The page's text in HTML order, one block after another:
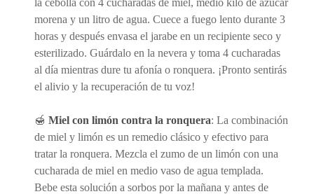
la cebolla con 4 cucharadas de miel, medio kilo de azúcar
morena y un litro de agua. Cuece a fuego lento durante 3
horas y después envasa el jarabe en un recipiente seco y
esterilizado. Guárdalo en la nevera y toma 4 cucharadas
al día mientras dure tu afonía o ronquera. ¡Pronto sentirás
el alivio y la recuperación de tu voz!
🍯 Miel con limón contra la ronquera: La combinación
de miel y limón es un remedio clásico y efectivo para
tratar la ronquera. Mezcla el zumo de un limón con una
cucharada de miel en medio vaso de agua templada.
Bebe esta solución a sorbos por la mañana y antes de